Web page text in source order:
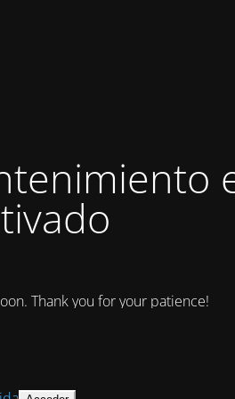
Thank you for your patience!